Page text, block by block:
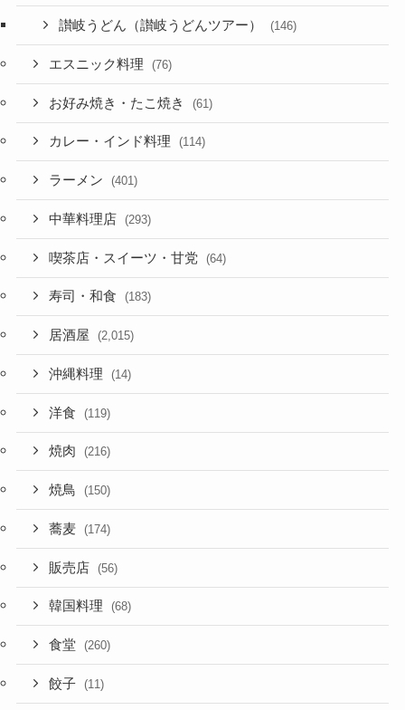
讃岐うどん（讃岐うどんツアー） (146)
エスニック料理 (76)
お好み焼き・たこ焼き (61)
カレー・インド料理 (114)
ラーメン (401)
中華料理店 (293)
喫茶店・スイーツ・甘党 (64)
寿司・和食 (183)
居酒屋 (2,015)
沖縄料理 (14)
洋食 (119)
焼肉 (216)
焼鳥 (150)
蕎麦 (174)
販売店 (56)
韓国料理 (68)
食堂 (260)
餃子 (11)